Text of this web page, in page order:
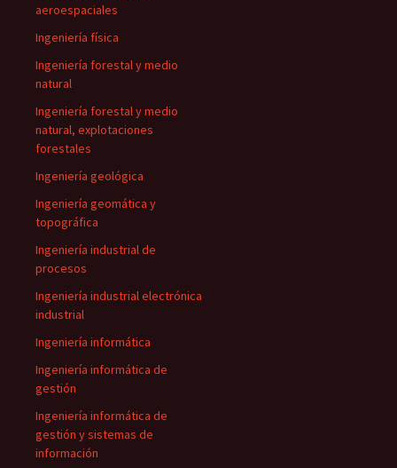
aeroespaciales
Ingeniería física
Ingeniería forestal y medio
natural
Ingeniería forestal y medio
natural, explotaciones
forestales
Ingeniería geológica
Ingeniería geomática y
topográfica
Ingeniería industrial de
procesos
Ingeniería industrial electrónica
industrial
Ingeniería informática
Ingeniería informática de
gestión
Ingeniería informática de
gestión y sistemas de
información